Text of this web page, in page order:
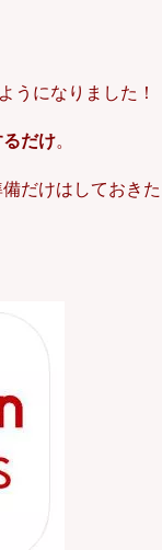
うになりました！
だけ。
だけはしておきた